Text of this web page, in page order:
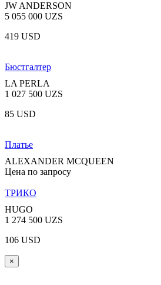
JW ANDERSON
5 055 000 UZS
419 USD
Бюстгалтер
LA PERLA
1 027 500 UZS
85 USD
Платье
ALEXANDER MCQUEEN
Цена по запросу
ТРИКО
HUGO
1 274 500 UZS
106 USD
×